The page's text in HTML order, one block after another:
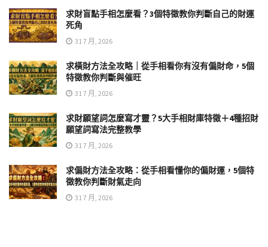
求財盲點手相怎麼看？3個特徵教你判斷自己的財運
死角
31 7 月, 2026
求橫財方法全攻略｜從手相看你有沒有偏財命，5個
特徵教你判斷與催旺
31 7 月, 2026
求財願望詞怎麼寫才靈？5大手相財庫特徵＋4種招財
願望詞寫法完整教學
31 7 月, 2026
求偏財方法全攻略：從手相看懂你的偏財運，5個特
徵教你判斷財氣走向
31 7 月, 2026